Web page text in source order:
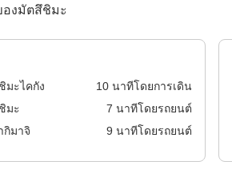
องมัตสึชิมะ
มะไคกัง 10นาทีโดยการเดิน
มะ
7 นาทีโดยรถยนต์
กิมาจิ
9 นาทีโดยรถยนต์